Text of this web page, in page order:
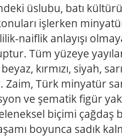
üslubu, batı
işlerken
naiflik anlayışı
Tüm yüzeye
kırmızı, siyah,
Zaim, Türk minyatür
ve şematik figür
biçimi çağdaş
boyunca sadık